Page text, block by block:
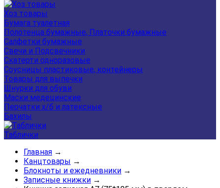
Хоз товары
Бумага туалетная
Полотенца бумажные, Платочки бумажные
Салфетки бумажные
Свечи и Подсвечники
Скатерти одноразовые
Соусницы пластиковые, контейнеры
Товары для выпечки
Шнурки для обуви
Маски медецинские
Перчатки х/б и латексные
Бахилы
Таблички
Главная →
Канцтовары →
Блокноты и ежедневники →
Записные книжки →